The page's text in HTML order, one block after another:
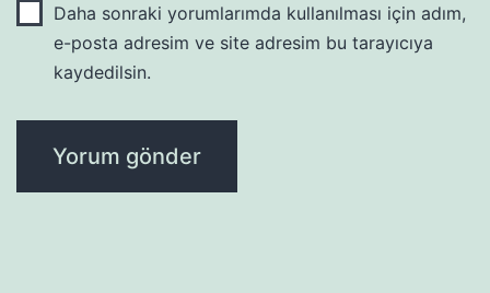
Daha sonraki yorumlarımda kullanılması için adım,
e-posta adresim ve site adresim bu tarayıcıya
kaydedilsin.